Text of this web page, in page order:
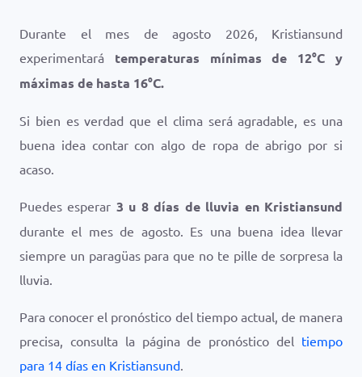
Durante el mes de agosto 2026, Kristiansund
experimentará temperaturas mínimas de 12°C y
máximas de hasta 16°C.
Si bien es verdad que el clima será agradable, es una
buena idea contar con algo de ropa de abrigo por si
acaso.
Puedes esperar 3 u 8 días de lluvia en Kristiansund
durante el mes de agosto. Es una buena idea llevar
siempre un paragüas para que no te pille de sorpresa la
lluvia.
Para conocer el pronóstico del tiempo actual, de manera
precisa, consulta la página de pronóstico del tiempo
para 14 días en Kristiansund.